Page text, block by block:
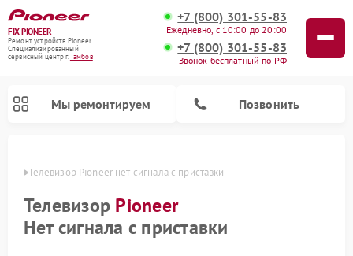
FIX-PIONEER
Ремонт устройств Pioneer
Специализированный
cервисный центр г.Тамбов
+7 (800) 301-55-83
Ежедневно, с 10:00 до 20:00
+7 (800) 301-55-83
Звонок бесплатный по РФ
Мы ремонтируем Позвонить
Телевизор Pioneer нет сигнала с приставки
Телевизор Pioneer
Нет сигнала с приставки